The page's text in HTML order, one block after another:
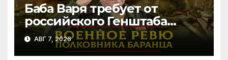
Баба Варя требует от
российского Генштаба
стратегической операции
на Украине. Как быть? |
АВГ 7, 2026